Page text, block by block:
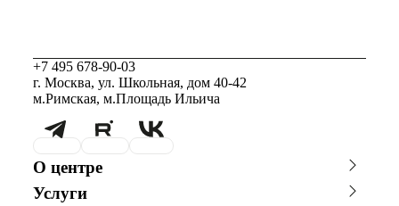
+7 495 678-90-03
г. Москва, ул. Школьная, дом 40-42
м.Римская, м.Площадь Ильича
О центре
О клинике
Благотворительность
Услуги